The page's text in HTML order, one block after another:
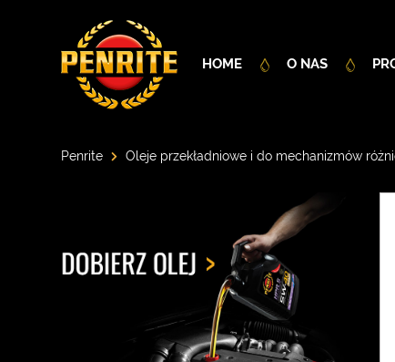
HOME O NAS
Penrite Oleje przekładniowe i do mechanizmów